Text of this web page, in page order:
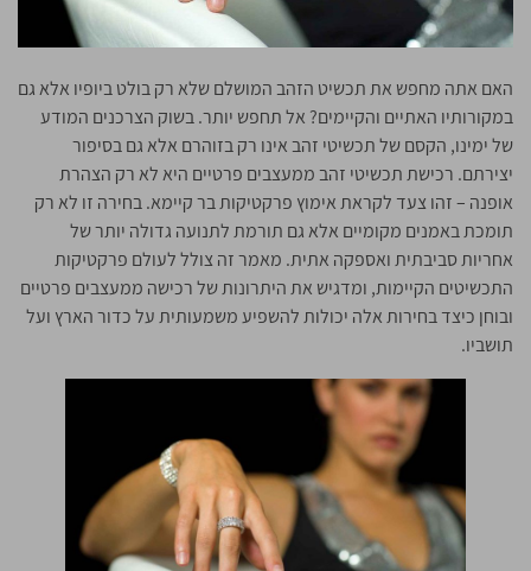
האם אתה מחפש את תכשיט הזהב המושלם שלא רק בולט ביופיו אלא גם
במקורותיו האתיים והקיימים? אל תחפש יותר. בשוק הצרכנים המודע
של ימינו, הקסם של תכשיטי זהב אינו רק בזוהרם אלא גם בסיפור
יצירתם. רכישת תכשיטי זהב ממעצבים פרטיים היא לא רק הצהרת
אופנה – זהו צעד לקראת אימוץ פרקטיקות בר קיימא. בחירה זו לא רק
תומכת באמנים מקומיים אלא גם תורמת לתנועה גדולה יותר של
אחריות סביבתית ואספקה אתית. מאמר זה צולל לעולם פרקטיקות
התכשיטים הקיימות, ומדגיש את היתרונות של רכישה ממעצבים פרטיים
ובוחן כיצד בחירות אלה יכולות להשפיע משמעותית על כדור הארץ ועל
תושביו.